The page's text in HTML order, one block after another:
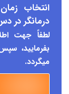
انتخاب
درمانگر در
لطفاً جهت
بفرمایید،
میگردد.